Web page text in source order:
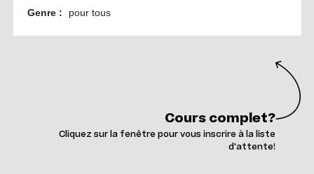
Cours complet?
Cliquez sur la fenêtre pour vous inscrire à la liste
d'attente!